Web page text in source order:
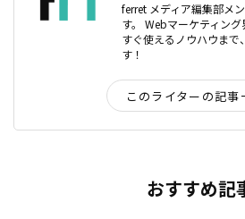
ferret メディア編集部メ
す。 Webマーケティン
すぐ使えるノウハウまで
す！
このライターの記事
おすすめ記